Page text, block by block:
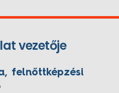
vezetője
felnőttképzési